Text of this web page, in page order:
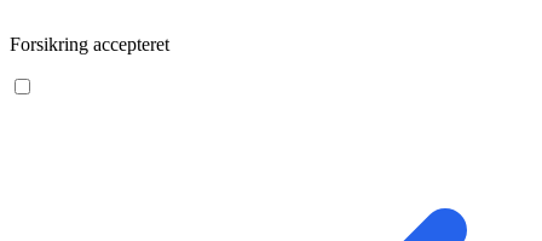
Forsikring accepteret